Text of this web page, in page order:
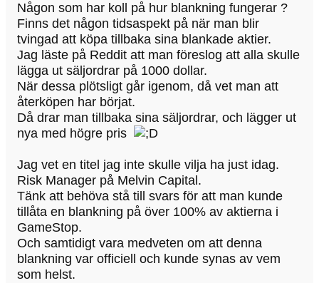
Någon som har koll på hur blankning fungerar ?
Finns det någon tidsaspekt på när man blir
tvingad att köpa tillbaka sina blankade aktier.
Jag läste på Reddit att man föreslog att alla skulle
lägga ut säljordrar på 1000 dollar.
När dessa plötsligt går igenom, då vet man att
återköpen har börjat.
Då drar man tillbaka sina säljordrar, och lägger ut
nya med högre pris
Jag vet en titel jag inte skulle vilja ha just idag.
Risk Manager på Melvin Capital.
Tänk att behöva stå till svars för att man kunde
tillåta en blankning på över 100% av aktierna i
GameStop.
Och samtidigt vara medveten om att denna
blankning var officiell och kunde synas av vem
som helst.